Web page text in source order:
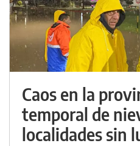
Caos en la
temporal de
localidades sin